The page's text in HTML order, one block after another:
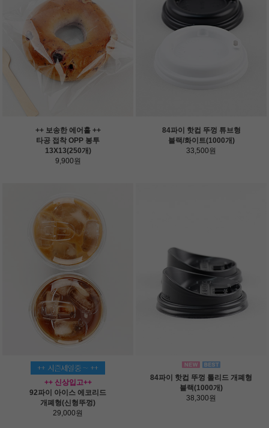
++ 보송한 에어홀 ++
타공 접착 OPP 봉투
13X13(250개)
9,900원
84파이 핫컵 뚜껑 튜브형
블랙/화이트(1000개)
33,500원
++ 신상입고++
92파이 아이스 에코리드
개폐형(신형뚜껑)
29,000원
84파이 핫컵 뚜껑 톨리드 개폐형
블랙(1000개)
38,300원